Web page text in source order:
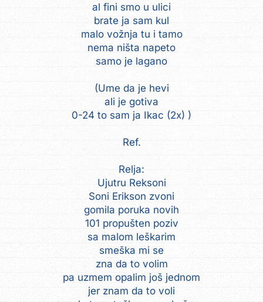
al fini smo u ulici
brate ja sam kul
malo vožnja tu i tamo
nema ništa napeto
samo je lagano
(Ume da je hevi
ali je gotiva
0-24 to sam ja Ikac (2x) )
Ref.
Relja:
Ujutru Reksoni
Soni Erikson zvoni
gomila poruka novih
101 propušten poziv
sa malom leškarim
smeška mi se
zna da to volim
pa uzmem opalim još jednom
jer znam da to voli